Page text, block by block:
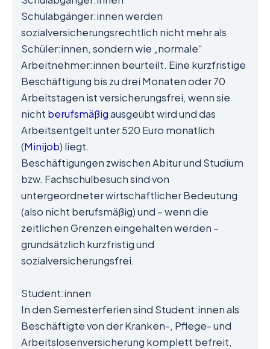
Schulabgänger:innen werden
sozialversicherungsrechtlich nicht mehr als
Schüler:innen, sondern wie „normale“
Arbeitnehmer:innen beurteilt. Eine kurzfristige
Beschäftigung bis zu drei Monaten oder 70
Arbeitstagen ist versicherungsfrei, wenn sie
nicht berufsmäßigausgeübt wird und das
Arbeitsentgelt unter 520 Euro monatlich
(Minijob) liegt.
Beschäftigungen zwischen Abitur und Studium
bzw. Fachschulbesuch sind von
untergeordneter wirtschaftlicher Bedeutung
(also nicht berufsmäßig) und – wenn die
zeitlichen Grenzen eingehalten werden –
grundsätzlich kurzfristig und
sozialversicherungsfrei.
Student:innen
In den Semesterferien sind Student:innen als
Beschäftigte von der Kranken-, Pflege- und
Arbeitslosenversicherung komplett befreit,